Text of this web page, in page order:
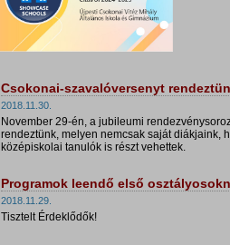
Csokonai-szavalóversenyt
2018.11.30.
November 29-én, a jubileumi
rendeztünk, melyen nemcsak saját diákjaink,
középiskolai tanulók is részt vehettek.
Programok leendő első
2018.11.29.
Tisztelt Érdeklődők!